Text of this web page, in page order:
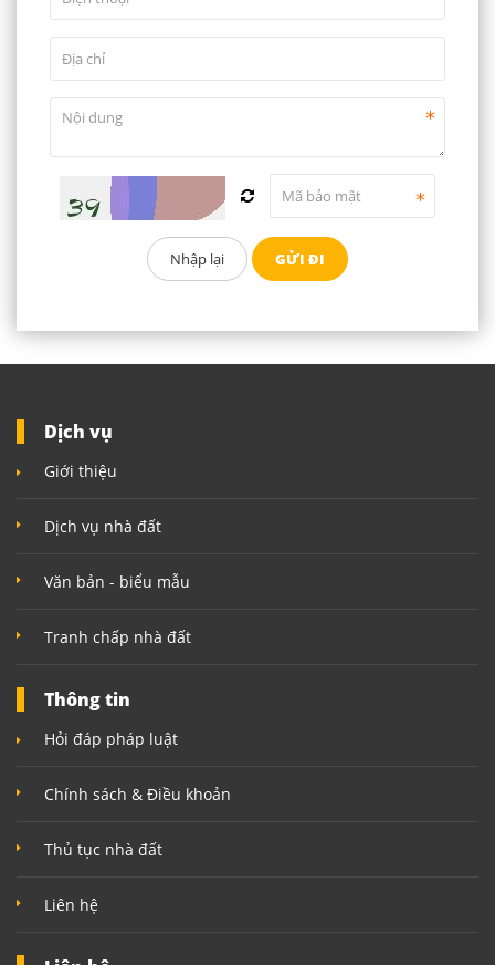
Dịch vụ
Giới thiệu
Dịch vụ nhà đất
Văn bản - biểu mẫu
Tranh chấp nhà đất
Thông tin
Hỏi đáp pháp luật
Chính sách & Điều khoản
Thủ tục nhà đất
Liên hệ